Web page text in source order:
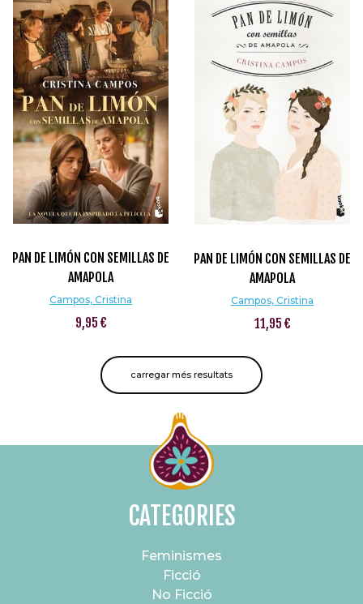
PAN DE LIMÓN CON SEMILLAS DE
AMAPOLA
Campos, Cristina
9,95 €
PAN DE LIMÓN CON SEMILLAS DE
AMAPOLA
Campos, Cristina
11,95 €
carregar més resultats
CATEGORIES
Feminismes
Ficció
No Ficció